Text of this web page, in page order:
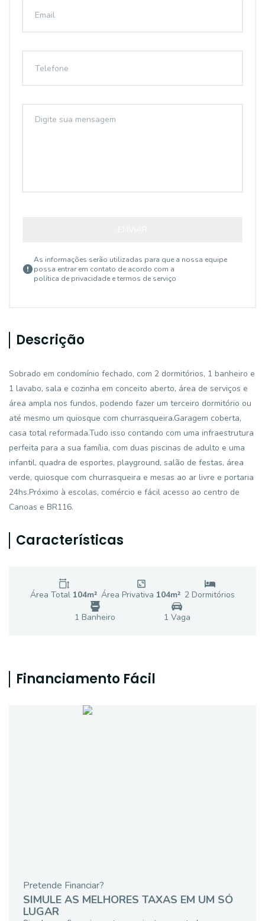
As informações serão utilizadas para que a nossa equipe
possa entrar em contato de acordo com a
política de privacidade e termos de serviço
Descrição
Sobrado em condomínio fechado, com 2 dormitórios, 1 banheiro e
1 lavabo, sala e cozinha em conceito aberto, área de serviços e
área ampla nos fundos, podendo fazer um terceiro dormitório ou
até mesmo um quiosque com churrasqueira.Garagem coberta,
casa total reformada.Tudo isso contando com uma infraestrutura
perfeita para a sua família, com duas piscinas de adulto e uma
infantil, quadra de esportes, playground, salão de festas, área
verde, quiosque com churrasqueira e mesas ao ar livre e portaria
24hs.Próximo à escolas, comércio e fácil acesso ao centro de
Canoas e BR116.
Características
Área Total 104m² Área Privativa 104m² 2 Dormitórios
1 Banheiro 1 Vaga
Financiamento Fácil
Pretende Financiar?
SIMULE AS MELHORES TAXAS EM UM SÓ
LUGAR